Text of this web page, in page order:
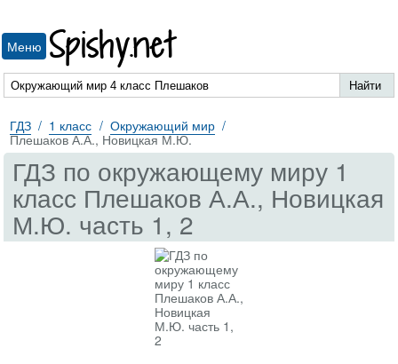
Меню Spishy.net
ГДЗ 1 класс
Окружающий мир
Плешаков А.А., Новицкая М.Ю.
ГДЗ по окружающему миру 1
класс Плешаков А.А., Новицкая
М.Ю. часть 1, 2